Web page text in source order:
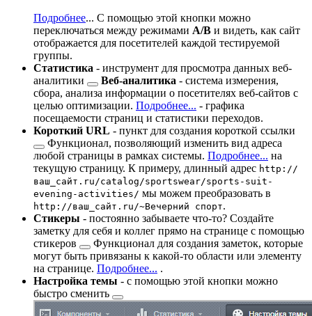
Подробнее... С помощью этой кнопки можно
переключаться между режимами A/B и видеть, как сайт
отображается для посетителей каждой тестируемой
группы.
Статистика - инструмент для просмотра данных веб-
аналитики
Веб-аналитика - система измерения,
сбора, анализа информации о посетителях веб-сайтов с
целью оптимизации. Подробнее... - графика
посещаемости страниц и статистики переходов.
Короткий URL - пункт для создания короткой ссылки
Функционал, позволяющий изменить вид адреса
любой страницы в рамках системы. Подробнее... на
текущую страницу. К примеру, длинный адрес http://
ваш_сайт.ru/catalog/sportswear/sports-suit-
evening-activities/ мы можем преобразовать в
http://ваш_сайт.ru/~Вечерний спорт.
Стикеры - постоянно забываете что-то? Создайте
заметку для себя и коллег прямо на странице с помощью
стикеров
Функционал для создания заметок, которые
могут быть привязаны к какой-то области или элементу
на странице. Подробнее... .
Настройка темы - с помощью этой кнопки можно
быстро сменить